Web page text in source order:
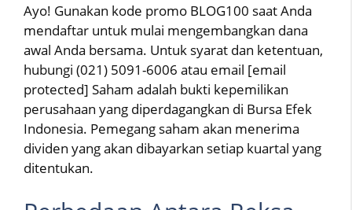
Ayo! Gunakan kode promo BLOG100 saat Anda
mendaftar untuk mulai mengembangkan dana
awal Anda bersama. Untuk syarat dan ketentuan,
hubungi (021) 5091-6006 atau email [email
protected] Saham adalah bukti kepemilikan
perusahaan yang diperdagangkan di Bursa Efek
Indonesia. Pemegang saham akan menerima
dividen yang akan dibayarkan setiap kuartal yang
ditentukan.